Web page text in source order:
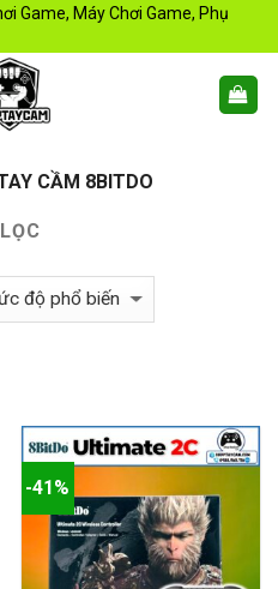
Game, Máy Chơi Game, Phụ
CẦM 8BITDO
LỌC
-41%